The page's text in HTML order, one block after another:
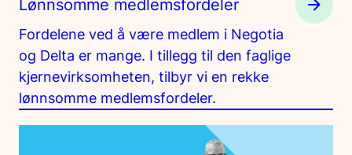
Lønnsomme medlemsfordeler
Fordelene ved å være medlem i Negotia
og Delta er mange. I tillegg til den faglige
kjernevirksomheten, tilbyr vi en rekke
lønnsomme medlemsfordeler.